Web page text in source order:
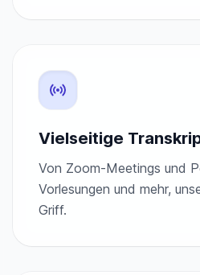
Vielseitige
Von Zoom-Meetings und
Vorlesungen und mehr,
Griff.